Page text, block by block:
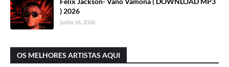
) 2026
junho 16, 2026
OS MELHORES ARTISTAS AQUI